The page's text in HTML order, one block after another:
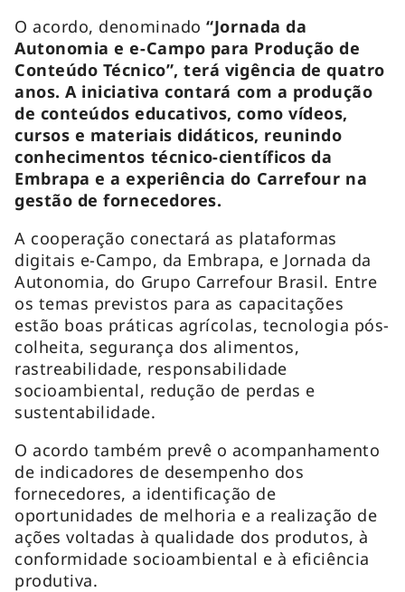
O acordo, denominado“Jornada da
Autonomia e e-Campo para Produção de
Conteúdo Técnico”, terá vigência de quatro
anos. A iniciativa contará com a produção
de conteúdos educativos, como vídeos,
cursos e materiais didáticos, reunindo
conhecimentos técnico-científicos da
Embrapa e a experiência do Carrefour na
gestão de fornecedores.
A cooperação conectará as plataformas
digitais e-Campo, da Embrapa, e Jornada da
Autonomia, do Grupo Carrefour Brasil. Entre
os temas previstos para as capacitações
estão boas práticas agrícolas, tecnologia pós-
colheita, segurança dos alimentos,
rastreabilidade, responsabilidade
socioambiental, redução de perdas e
sustentabilidade.
O acordo também prevê o acompanhamento
de indicadores de desempenho dos
fornecedores, a identificação de
oportunidades de melhoria e a realização de
ações voltadas à qualidade dos produtos, à
conformidade socioambiental e à eficiência
produtiva.